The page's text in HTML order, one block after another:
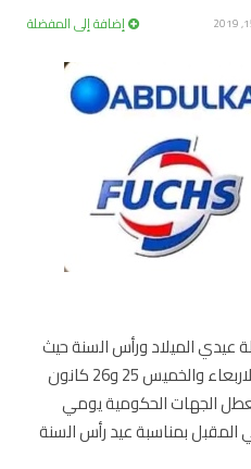
إضافة إلى المفضلة
الميلاد ورأس السنة حيث
ستعطل الجهات الحكومية يومي الاربعاء والخميس 25 و26 كانون
الجهات الحكومية يومي
الثاني المقبل بمناسبة عيد رأس السنة